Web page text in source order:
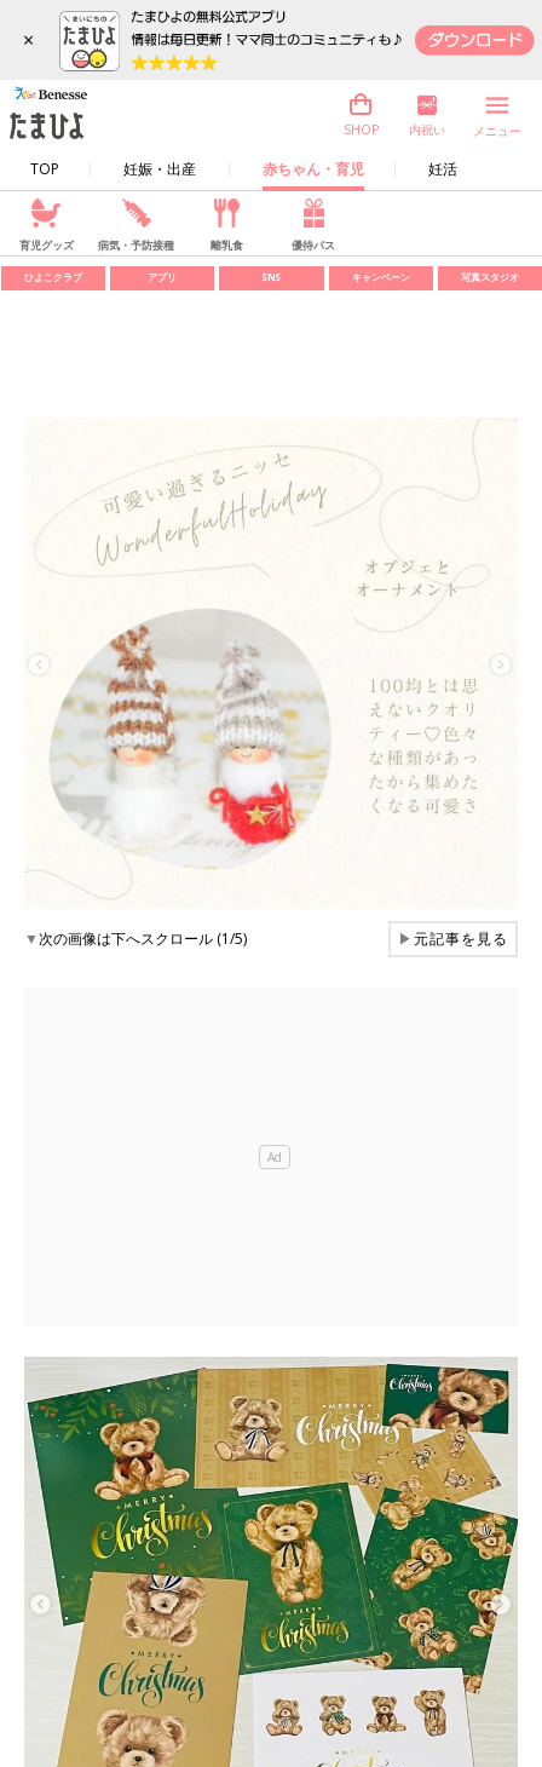
×
TOP 妊娠・出産 赤ちゃん・育児 妊活
SHOP 内祝い メニュー
育児グッズ 病気・予防接種 離乳食 優待パス
ひよこクラブ アプリ SNS キャンペーン 写真スタジオ
▼次の画像は下へスクロール (1/5) ▶元記事を見る